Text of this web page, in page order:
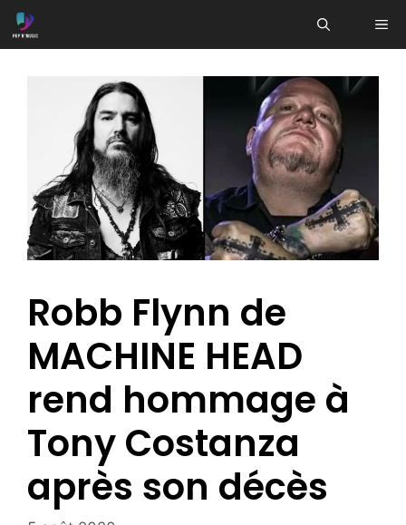
Aller
au
Robb Flynn de
MACHINE HEAD
rend hommage à
Tony Costanza
après son décès